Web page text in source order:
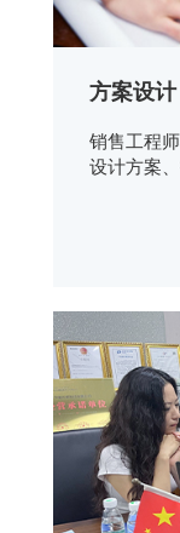
方案设
销售工程
设计方案